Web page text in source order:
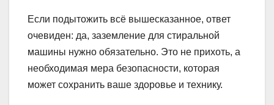
Если подытожить всё вышесказанное, ответ
очевиден: да, заземление для стиральной
машины нужно обязательно. Это не прихоть, а
необходимая мера безопасности, которая
может сохранить ваше здоровье и технику.